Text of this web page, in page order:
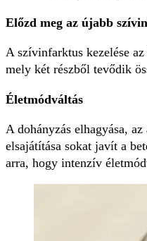
Előzd meg az újabb
A szívinfarktus kezelése
mely két részből tevődik
Életmódváltás
A dohányzás elhagyása,
elsajátítása sokat javít a
arra, hogy intenzív